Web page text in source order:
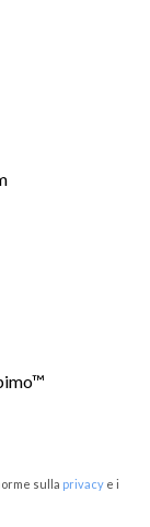
sulla privacy e i